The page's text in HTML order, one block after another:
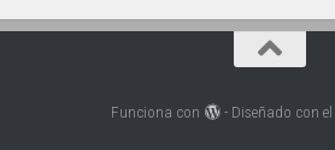
Funciona con - Diseñado con el